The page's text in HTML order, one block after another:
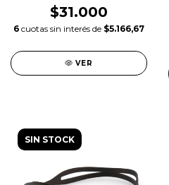
$31.000
6 cuotas sin interés de $5.166,67
VER
SIN STOCK